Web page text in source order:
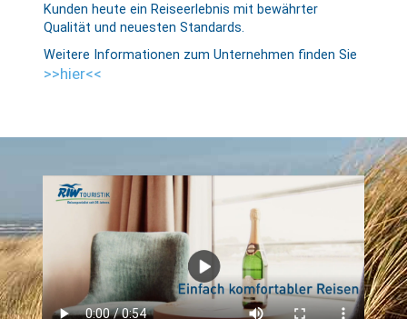
Kunden heute ein Reise­er­leb­nis mit bewährter
Qualität und neuesten Standards.
Weitere Informationen zum Unternehmen finden Sie
>>hier<<